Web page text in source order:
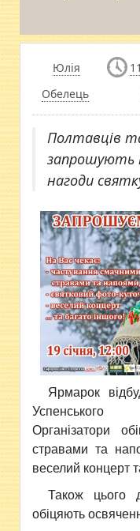
Юлія
Обелець
Полтавців
запрошують
нагоди
Ярмарок
Успенського
Організатори
стравами та
веселий концерт
Також цього
обіцяють